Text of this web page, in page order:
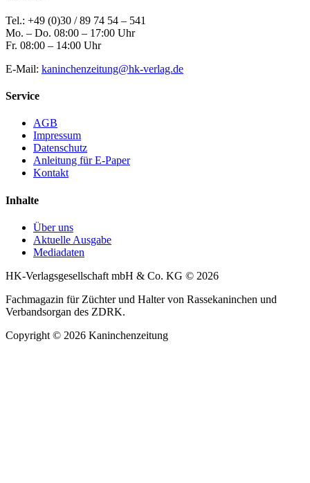
Tel.: +49 (0)30 / 89 74 54 – 541
Mo. – Do. 08:00 – 17:00 Uhr
Fr. 08:00 – 14:00 Uhr
E-Mail: kaninchenzeitung@hk-verlag.de
Service
AGB
Impressum
Datenschutz
Anleitung für E-Paper
Kontakt
Inhalte
Über uns
Aktuelle Ausgabe
Mediadaten
HK-Verlagsgesellschaft mbH & Co. KG © 2026
Fachmagazin für Züchter und Halter von Rassekaninchen und
Verbandsorgan des ZDRK.
Copyright © 2026 Kaninchenzeitung